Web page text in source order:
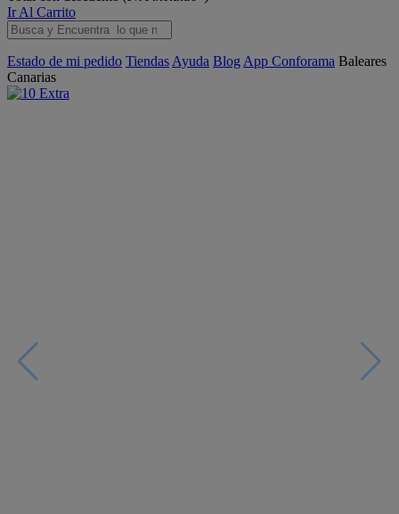
Ir Al Carrito
Estado de mi pedido Tiendas Ayuda Blog App Conforama Baleares
Canarias